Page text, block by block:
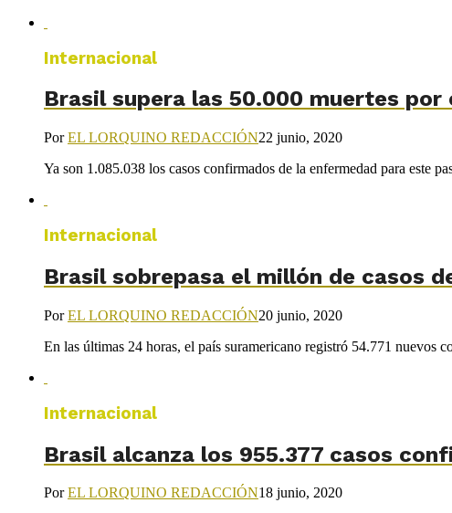
Internacional
Brasil supera las 50.000 muertes por
PorEL LORQUINO REDACCIÓN22 junio, 2020
Ya son 1.085.038 los casos confirmados de la enfermedad para este
Internacional
Brasil sobrepasa el millón de casos
PorEL LORQUINO REDACCIÓN20 junio, 2020
En las últimas 24 horas, el país suramericano registró 54.771 nuevos
Internacional
Brasil alcanza los 955.377 casos
PorEL LORQUINO REDACCIÓN18 junio, 2020